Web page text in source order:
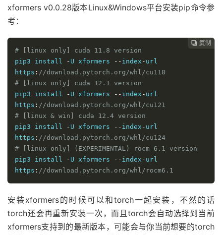
xformers v0.0.28版本Linux&Windows平台安装pip命令参
考：
 复制
# [linux only] cuda 11.8 version
pip3 install
- U xformers -- index - url
https : //download.pytorch.org/whl/cu118
# [linux only] cuda 12.1 version
pip3 install
- U xformers -- index - url
https : //download.pytorch.org/whl/cu121
# [linux & win] cuda 12.4 version
pip3 install
- U xformers -- index - url
https : //download.pytorch.org/whl/cu124
# [linux only] (EXPERIMENTAL) rocm 6.1 version
pip3 install
- U xformers -- index - url
https : //download.pytorch.org/whl/rocm6.1
安装xformers的时候可以和torch一起安装，不然的话
torch还会再重新安装一次，而且torch会自动选择到当前
xformers支持到的最新版本，可能会与你当前想要的torch